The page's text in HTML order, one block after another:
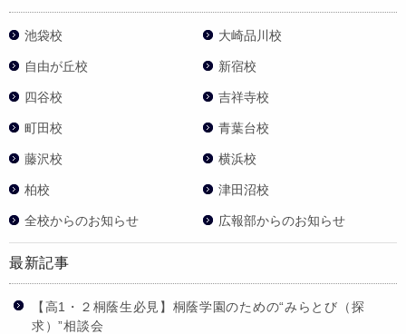
池袋校 大崎品川校
自由が丘校 新宿校
四谷校 吉祥寺校
町田校 青葉台校
藤沢校 横浜校
柏校 津田沼校
全校からのお知らせ 広報部からのお知らせ
最新記事
【高1・２桐蔭生必見】桐蔭学園のための“みらとび（探
求）”相談会